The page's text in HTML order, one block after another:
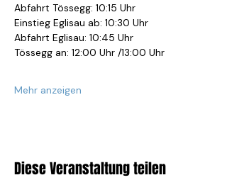
Abfahrt Tössegg: 10:15 Uhr
Einstieg Eglisau ab: 10:30 Uhr
Abfahrt Eglisau: 10:45 Uhr
Tössegg an: 12:00 Uhr /13:00 Uhr
Mehr anzeigen
Diese Veranstaltung teilen